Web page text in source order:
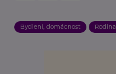
Bydlení, domácnost Rodina